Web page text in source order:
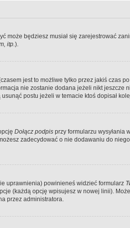
będziesz musiał się zarejestrować
itp.).
jest to możliwe tylko przez jakiś czas
nie zostanie dodana jeżeli nikt jeszcze
postu jeżeli w temacie ktoś dopisał
Dołącz podpis przy formularzu wysyłania
zadecydować o nie dodawaniu do
uprawnienia) powinieneś widzieć formularz
(każdą opcję wpisujesz w nowej linii).
przez administratora.